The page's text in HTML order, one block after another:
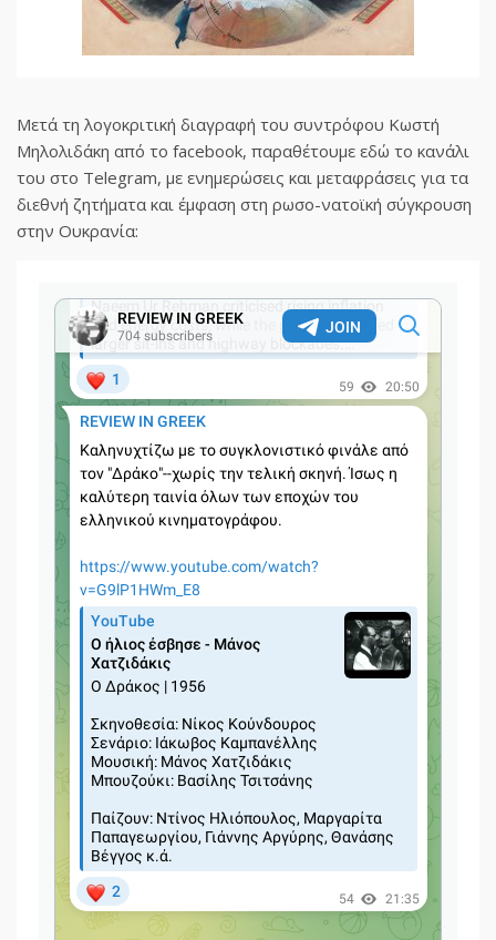
Μετά τη λογοκριτική διαγραφή του συντρόφου Κωστή
Μηλολιδάκη από το facebook, παραθέτουμε εδώ το κανάλι
του στο Telegram, με ενημερώσεις και μεταφράσεις για τα
διεθνή ζητήματα και έμφαση στη ρωσο-νατοϊκή σύγκρουση
στην Ουκρανία: